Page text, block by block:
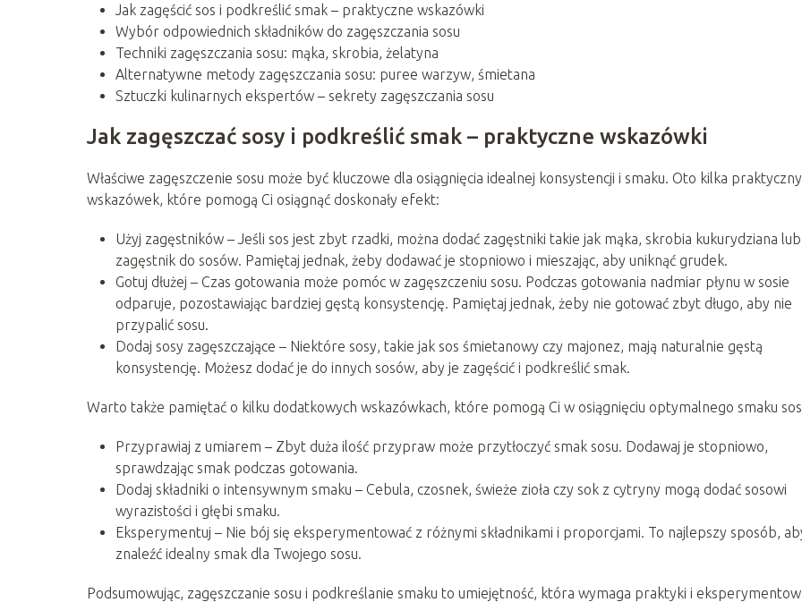
Jak zagęścić sos i podkreślić smak – praktyczne wskazówki
Wybór odpowiednich składników do zagęszczania sosu
Techniki zagęszczania sosu: mąka, skrobia, żelatyna
Alternatywne metody zagęszczania sosu: puree warzyw, śmietana
Sztuczki kulinarnych ekspertów – sekrety zagęszczania sosu
Jak zagęszczać sosy i podkreślić smak – praktyczne wskazówki
Właściwe zagęszczenie sosu może być kluczowe dla osiągnięcia idealnej konsystencji i smaku. Oto kilka
wskazówek, które pomogą Ci osiągnąć doskonały efekt:
Użyj zagęstników – Jeśli sos jest zbyt rzadki, można dodać zagęstniki takie jak mąka, skrobia kukurydziana lub
zagęstnik do sosów. Pamiętaj jednak, żeby dodawać je stopniowo i mieszając, aby uniknąć grudek.
Gotuj dłużej – Czas gotowania może pomóc w zagęszczeniu sosu. Podczas gotowania nadmiar płynu w sosie
odparuje, pozostawiając bardziej gęstą konsystencję. Pamiętaj jednak, żeby nie gotować zbyt długo, aby nie
przypalić sosu.
Dodaj sosy zagęszczające – Niektóre sosy, takie jak sos śmietanowy czy majonez, mają naturalnie gęstą
konsystencję. Możesz dodać je do innych sosów, aby je zagęścić i podkreślić smak.
Warto także pamiętać o kilku dodatkowych wskazówkach, które pomogą Ci w osiągnięciu optymalnego smaku
Przyprawiaj z umiarem – Zbyt duża ilość przypraw może przytłoczyć smak sosu. Dodawaj je stopniowo,
sprawdzając smak podczas gotowania.
Dodaj składniki o intensywnym smaku – Cebula, czosnek, świeże zioła czy sok z cytryny mogą dodać sosowi
wyrazistości i głębi smaku.
Eksperymentuj – Nie bój się eksperymentować z różnymi składnikami i proporcjami. To najlepszy sposób,
znaleźć idealny smak dla Twojego sosu.
Podsumowując, zagęszczanie sosu i podkreślanie smaku to umiejętność, która wymaga praktyki i